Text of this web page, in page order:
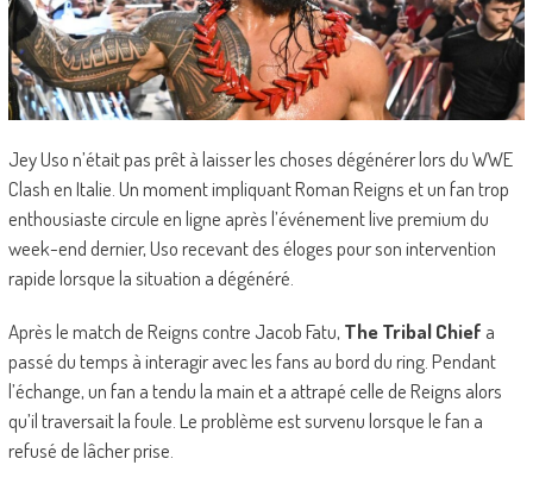
Jey Uso n’était pas prêt à laisser les choses dégénérer lors du WWE
Clash en Italie. Un moment impliquant Roman Reigns et un fan trop
enthousiaste circule en ligne après l’événement live premium du
week-end dernier, Uso recevant des éloges pour son intervention
rapide lorsque la situation a dégénéré.
Après le match de Reigns contre Jacob Fatu, The Tribal Chief a
passé du temps à interagir avec les fans au bord du ring. Pendant
l’échange, un fan a tendu la main et a attrapé celle de Reigns alors
qu’il traversait la foule. Le problème est survenu lorsque le fan a
refusé de lâcher prise.